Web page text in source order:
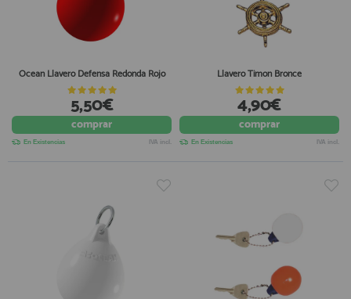
Ocean Llavero Defensa Redonda Rojo
5,50€
comprar
En Existencias IVA incl.
Llavero Timon Bronce
4,90€
comprar
En Existencias IVA incl.